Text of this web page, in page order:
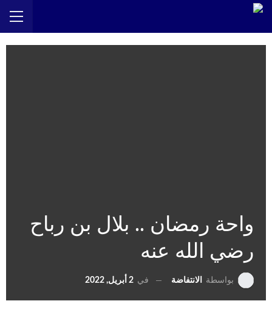
واحة رمضان .. بلال بن رباح
رضي الله عنه
بواسطة الانتفاضة في 2 أبريل, 2022